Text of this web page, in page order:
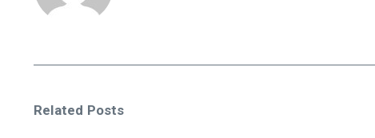
Related Posts